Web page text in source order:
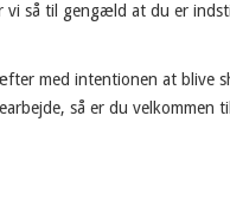
vi så til gengæld at du er
med intentionen at blive
så er du velkommen